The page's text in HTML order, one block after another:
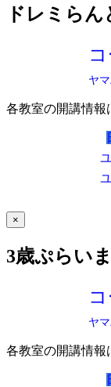
ドレミら
ヤ
各教室の開講情報
×
3歳ぷらい
ヤ
各教室の開講情報